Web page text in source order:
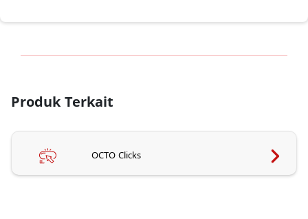
Produk Terkait
OCTO Clicks